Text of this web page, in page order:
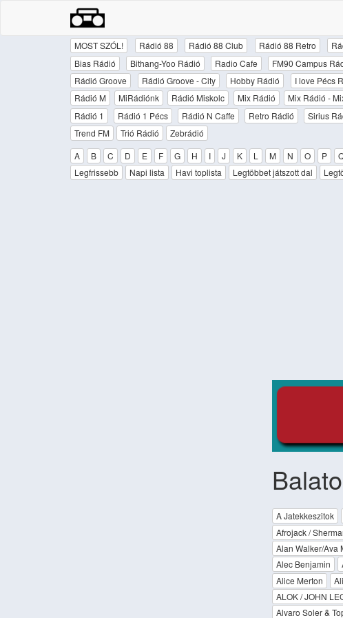
MOST SZÓL! Rádió 88 Rádió 88 Club Rádió 88 Retro
Bias Rádió
Bithang-Yoo Rádió Radio Cafe FM90 Campus
Rádió Groove
Rádió Groove - City Hobby Rádió I love Pécs
Rádió M
MiRádiónk Rádió Miskolc Mix Rádió Mix Rádió -
Rádió 1
Rádió 1 Pécs Rádió N Caffe Retro Rádió Sirius
Trend FM
Trió Rádió
Zebrádió
A
B C D E F G H I J K L M N O P
Legfrissebb
Napi lista Havi toplista Legtöbbet játszott dal
A Jatekkeszitok
Afrojack /
Alan Walker/Ava
Alec Benjamin
Alice Merton
ALOK / JOHN
Alvaro Soler &